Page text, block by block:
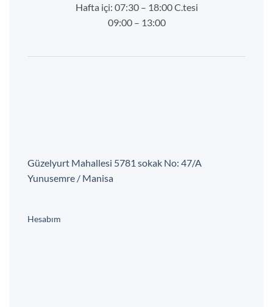
Hafta içi: 07:30 – 18:00 C.tesi
09:00 – 13:00
Güzelyurt Mahallesi 5781 sokak No: 47/A
Yunusemre / Manisa
Hesabım